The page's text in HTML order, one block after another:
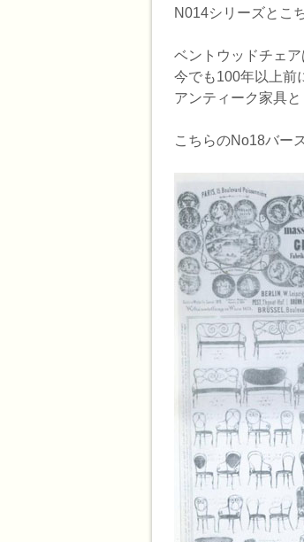
N014シリーズとこ
ベントウッドチェ
今でも100年以上前
アンティーク家具
こちらのNo18バー